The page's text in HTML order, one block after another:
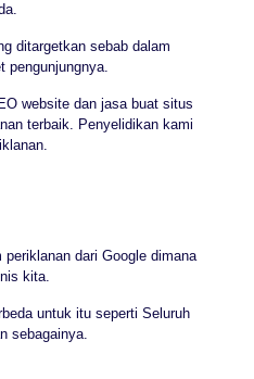
ditargetkan sebab dalam
pengunjungnya.
website dan jasa buat situs
terbaik. Penyelidikan kami
dari Google dimana
kita.
untuk itu seperti Seluruh
sebagainya.